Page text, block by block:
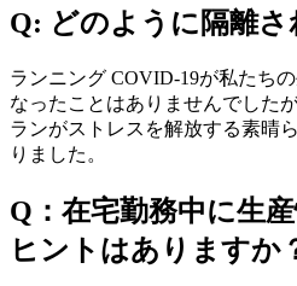
Q: どのように隔離さ
ランニング COVID-19が私たち
なったことはありませんでした
ランがストレスを解放する素晴
りました。
Q：在宅勤務中に生
ヒントはありますか